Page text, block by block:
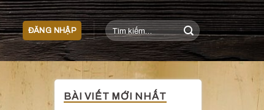
ĐĂNG NHẬP
Tìm
kiếm:
BÀI VIẾT MỚI NHẤT